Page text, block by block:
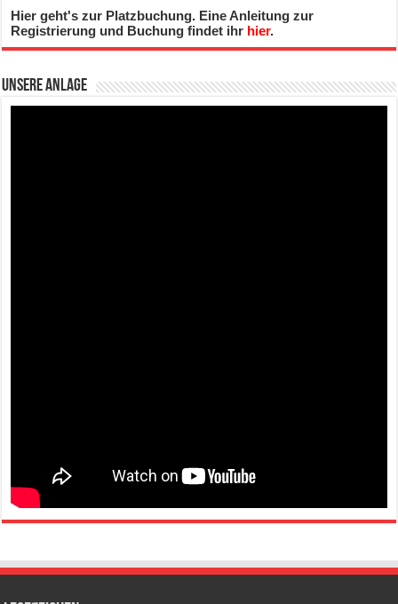
Hier geht's zur Platzbuchung. Eine Anleitung zur
Registrierung und Buchung findet ihr hier.
Unsere Anlage